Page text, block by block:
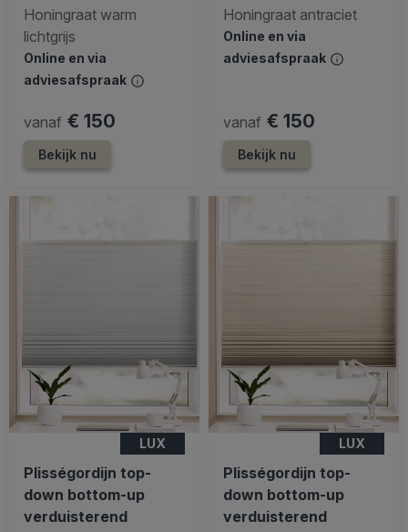
Honingraat warm
lichtgrijs
Online en via
adviesafspraak
vanaf € 150
Bekijk nu
Honingraat antraciet
Online en via
adviesafspraak
vanaf € 150
Bekijk nu
LUX
Plisségordijn top-
down bottom-up
verduisterend
LUX
Plisségordijn top-
down bottom-up
verduisterend